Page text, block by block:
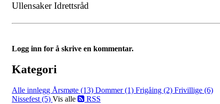
Ullensaker Idrettsråd
Logg inn for å skrive en kommentar.
Kategori
Alle innlegg Årsmøte (13) Dommer (1) Frigåing (2) Frivillige (6)
Nissefest (5) Vis alle RSS